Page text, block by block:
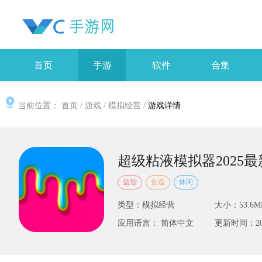
首页 手游 软件 合集
当前位置： 首页 / 游戏 / 模拟经营 / 游戏详情
超级粘液模拟器2025
益智 创造 休闲
类型：模拟经营 大小：
应用语言： 简体中文 更新时间：